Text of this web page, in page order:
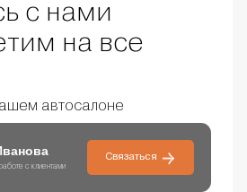
с нами
на все
автосалоне
с клиентами
Связаться